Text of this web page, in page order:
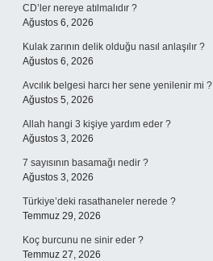
CD’ler nereye atılmalıdır ?
Ağustos 6, 2026
Kulak zarının delik olduğu nasıl anlaşılır ?
Ağustos 6, 2026
Avcılık belgesi harcı her sene yenilenir mi ?
Ağustos 5, 2026
Allah hangi 3 kişiye yardım eder ?
Ağustos 3, 2026
7 sayısının basamağı nedir ?
Ağustos 3, 2026
Türkiye’deki rasathaneler nerede ?
Temmuz 29, 2026
Koç burcunu ne sinir eder ?
Temmuz 27, 2026